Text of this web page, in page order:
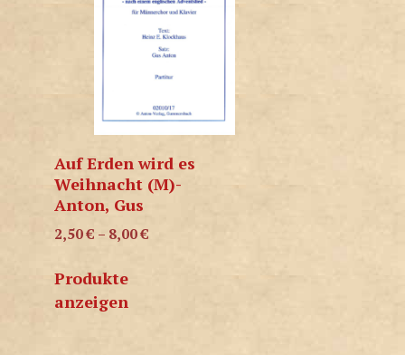
Auf Erden wird es
Weihnacht (M)-
Anton, Gus
2,50€ – 8,00€
Produkte
anzeigen